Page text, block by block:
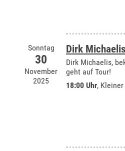
Sonntag
30
November
2025
Dirk
Dirk Michaelis,
geht auf Tour!
18:00 Uhr, Kleiner